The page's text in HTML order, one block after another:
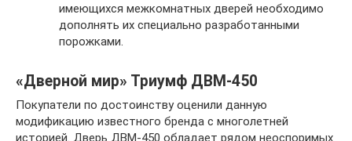
имеющихся межкомнатных дверей необходимо
дополнять их специально разработанными
порожками.
«Дверной мир» Триумф ДВМ-450
Покупатели по достоинству оценили данную
модификацию известного бренда с многолетней
историей. Дверь ДВМ-450 обладает рядом неоспоримых